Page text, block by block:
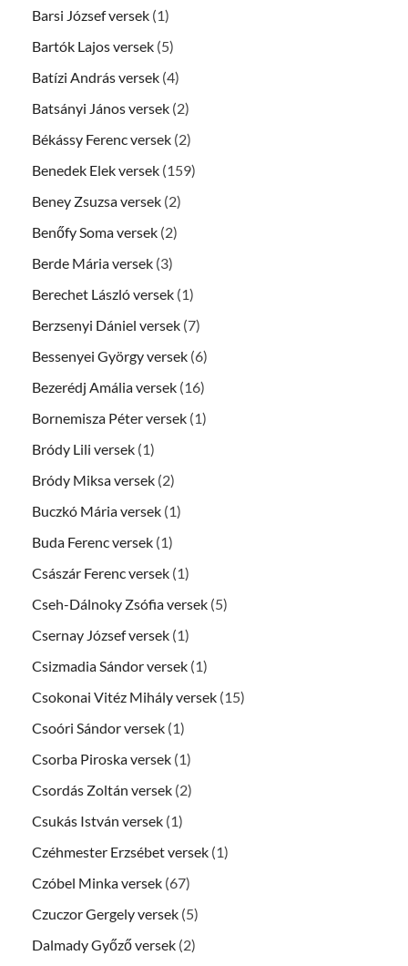
Barsi József versek (1)
Bartók Lajos versek (5)
Batízi András versek (4)
Batsányi János versek (2)
Békássy Ferenc versek (2)
Benedek Elek versek (159)
Beney Zsuzsa versek (2)
Benőfy Soma versek (2)
Berde Mária versek (3)
Berechet László versek (1)
Berzsenyi Dániel versek (7)
Bessenyei György versek (6)
Bezerédj Amália versek (16)
Bornemisza Péter versek (1)
Bródy Lili versek (1)
Bródy Miksa versek (2)
Buczkó Mária versek (1)
Buda Ferenc versek (1)
Császár Ferenc versek (1)
Cseh-Dálnoky Zsófia versek (5)
Csernay József versek (1)
Csizmadia Sándor versek (1)
Csokonai Vitéz Mihály versek (15)
Csoóri Sándor versek (1)
Csorba Piroska versek (1)
Csordás Zoltán versek (2)
Csukás István versek (1)
Czéhmester Erzsébet versek (1)
Czóbel Minka versek (67)
Czuczor Gergely versek (5)
Dalmady Győző versek (2)